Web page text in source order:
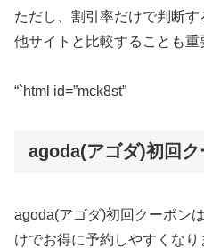
ただし、割引率だけで判断
他サイトと比較することも重
“`html id=”mck8st”
agoda(アゴダ)初回
agoda(アゴダ)初回クーポン
けでお得に予約しやすくなり